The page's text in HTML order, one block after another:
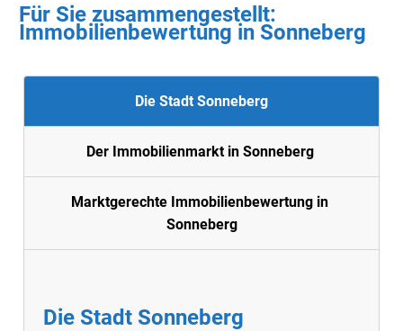
Für Sie zusammengestellt :
Immobilienbewertung in Sonneberg
Die Stadt Sonneberg
Der Immobilienmarkt in Sonneberg
Marktgerechte Immobilienbewertung in
Sonneberg
Die Stadt Sonneberg